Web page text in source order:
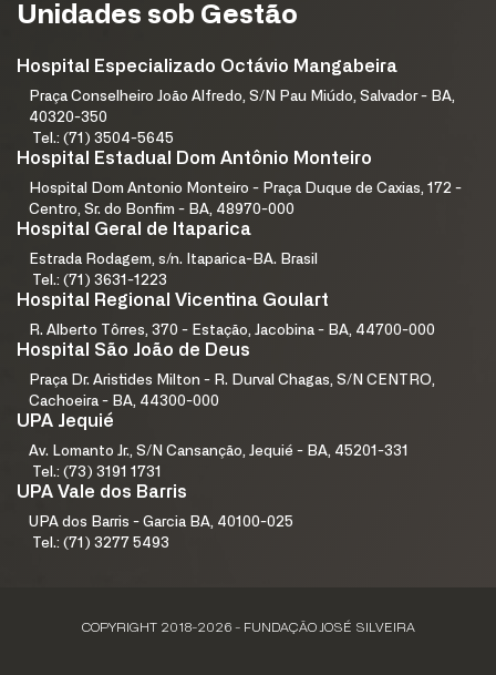
Unidades sob Gestão
Hospital Especializado Octávio Mangabeira
Praça Conselheiro João Alfredo, S/N Pau Miúdo, Salvador - BA,
40320-350
Tel.: (71) 3504-5645
Hospital Estadual Dom Antônio Monteiro
Hospital Dom Antonio Monteiro - Praça Duque de Caxias, 172 -
Centro, Sr. do Bonfim - BA, 48970-000
Hospital Geral de Itaparica
Estrada Rodagem, s/n. Itaparica-BA. Brasil
Tel.: (71) 3631-1223
Hospital Regional Vicentina Goulart
R. Alberto Tôrres, 370 - Estação, Jacobina - BA, 44700-000
Hospital São João de Deus
Praça Dr. Aristides Milton - R. Durval Chagas, S/N CENTRO,
Cachoeira - BA, 44300-000
UPA Jequié
Av. Lomanto Jr., S/N Cansanção, Jequié - BA, 45201-331
Tel.: (73) 3191 1731
UPA Vale dos Barris
UPA dos Barris - Garcia BA, 40100-025
Tel.: (71) 3277 5493
COPYRIGHT 2018-2026 - FUNDAÇÃO JOSÉ SILVEIRA